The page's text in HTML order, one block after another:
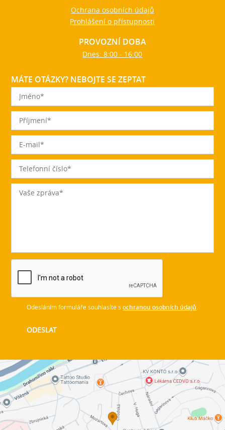
Ochrana osobních údajů
Prohlášení o přístupnosti
PROVOZNÍ DOBA
Dnes: 8:00 - 16:00
MÁTE OTÁZKY? NEBOJTE SE ZEPTAT
Odesláním formuláře souhlasíte sochranou osobních údajů